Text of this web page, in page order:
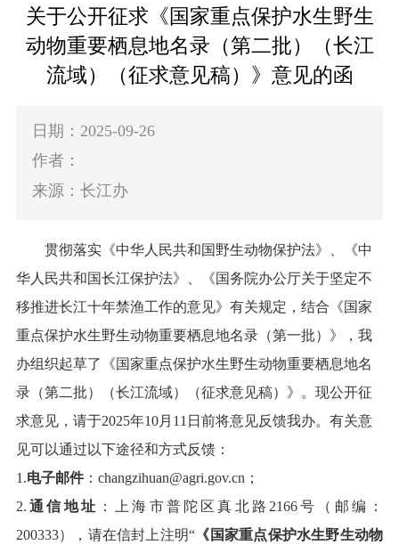
关于公开征求《国家重点保护水生野生
动物重要栖息地名录（第二批）（长江
流域）（征求意见稿）》意见的函
日期：2025-09-26
作者：
来源：长江办
贯彻落实《中华人民共和国 野生动物保护法》、《中
华人民共和国长江保护法》、
《国务院办公厅关于坚定不
移推进长江十年禁渔工作的意见》有关规定 ， 结合《国家
重点保护水生野生动物重要栖息地名录（第一批）》， 我
办组织起草了
《国家重点保护水生野生动物重要栖息地名
录（第二批）（长江流域）
（征求意见稿）》。 现公开征
求意见，请于2025年10月 11 日前将意见反馈我办。有关意
见可以通过以下途径和方式反馈：
1.电子邮件： changzihuan@agri.gov.cn；
2. 通信地址 ：上海市普陀区真北路 2166号（邮编：
200333），请在信封上注明“ 《国家重点保护水生野生动物